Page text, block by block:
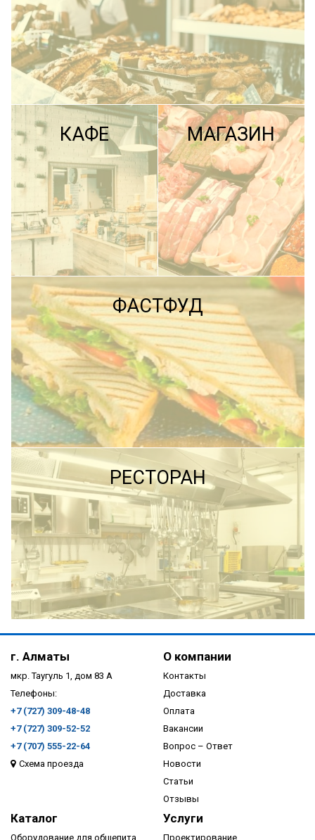
ПОДРОБНЕЕ
КАФЕ
ПОДРОБНЕЕ
МАГАЗИН
ПОДРОБНЕЕ
ФАСТФУД
ПОДРОБНЕЕ
РЕСТОРАН
ПОДРОБНЕЕ
г. Алматы
мкр. Таугуль 1, дом 83 А
Телефоны:
+7 (727) 309-48-48
+7 (727) 309-52-52
+7 (707) 555-22-64
Схема проезда
О компании
Контакты
Доставка
Оплата
Вакансии
Вопрос – Ответ
Новости
Статьи
Отзывы
Каталог
Оборудование для общепита
Услуги
Проектирование